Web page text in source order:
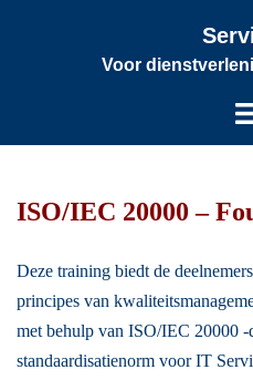
Voor
ISO/IEC 20000 –
Deze training biedt de
principes van
met behulp van ISO/IEC 20000 -
standaardisatienorm voor IT